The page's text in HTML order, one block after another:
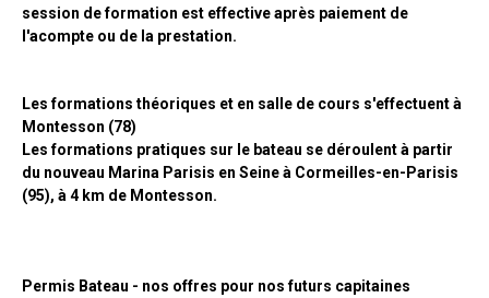
session de formation est effective après paiement de
l'acompte ou de la prestation.
Les formations théoriques et en salle de cours s'effectuent à
Montesson (78)
Les formations pratiques sur le bateau se déroulent à partir
du nouveau Marina Parisis en Seine à Cormeilles-en-Parisis
(95), à 4 km de Montesson.
Permis Bateau - nos offres pour nos futurs capitaines